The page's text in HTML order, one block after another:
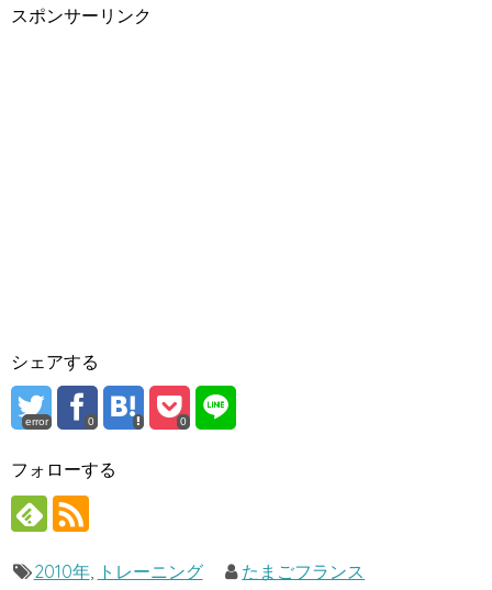
スポンサーリンク
シェアする
error 0 0
フォローする
2010年, トレーニング たまごフランス